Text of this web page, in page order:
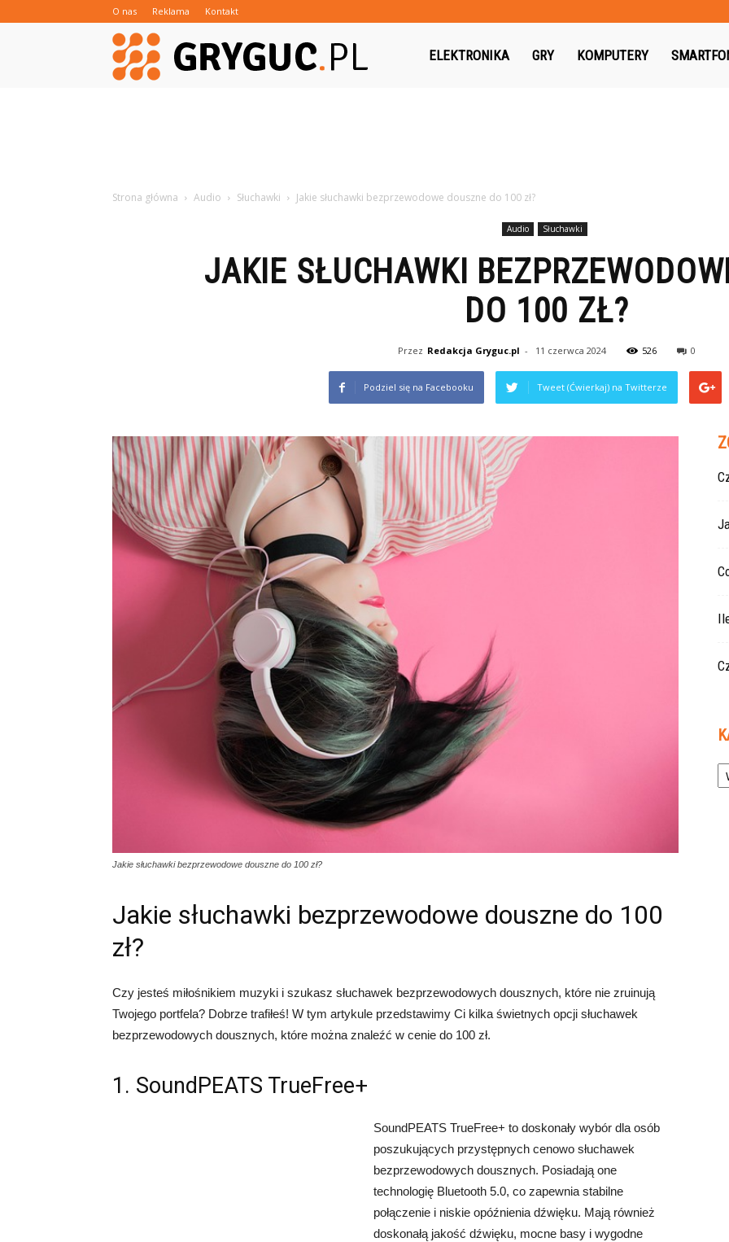
O nas Reklama Kontakt
ELEKTRONIKA GRY KOMPUTERY
Strona główna Audio Słuchawki Jakie słuchawki bezprzewodowe douszne do 100 zł?
Audio Słuchawki
JAKIE SŁUCHAWKI
DO 100 ZŁ?
Przez Redakcja Gryguc.pl - 11 czerwca 2024 526 0
Podziel się na Facebooku Tweet (Ćwierkaj) na Twitterze
Jakie słuchawki bezprzewodowe douszne do 100 zł?
Jakie słuchawki bezprzewodowe douszne do 100
zł?
Czy jesteś miłośnikiem muzyki i szukasz słuchawek bezprzewodowych dousznych, które nie zruinują
Twojego portfela? Dobrze trafiłeś! W tym artykule przedstawimy Ci kilka świetnych opcji słuchawek
bezprzewodowych dousznych, które można znaleźć w cenie do 100 zł.
1. SoundPEATS TrueFree+
SoundPEATS TrueFree+ to doskonały wybór dla osób
poszukujących przystępnych cenowo słuchawek
bezprzewodowych dousznych. Posiadają one
technologię Bluetooth 5.0, co zapewnia stabilne
połączenie i niskie opóźnienia dźwięku. Mają również
doskonałą jakość dźwięku, mocne basy i wygodne